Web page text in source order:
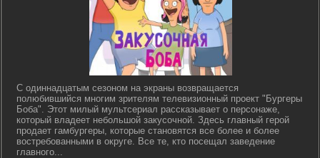
С одиннадцатым сезоном на экраны возвращается
полюбившийся многим зрителям телевизионный проект "Бургеры
Боба". Этот милый мультсериал рассказывает о персонаже,
который владеет небольшой закусочной. Здесь главный герой
продает гамбургеры, которые становятся все более и более
востребованными в округе. Все те, кто посещал заведение
главного...